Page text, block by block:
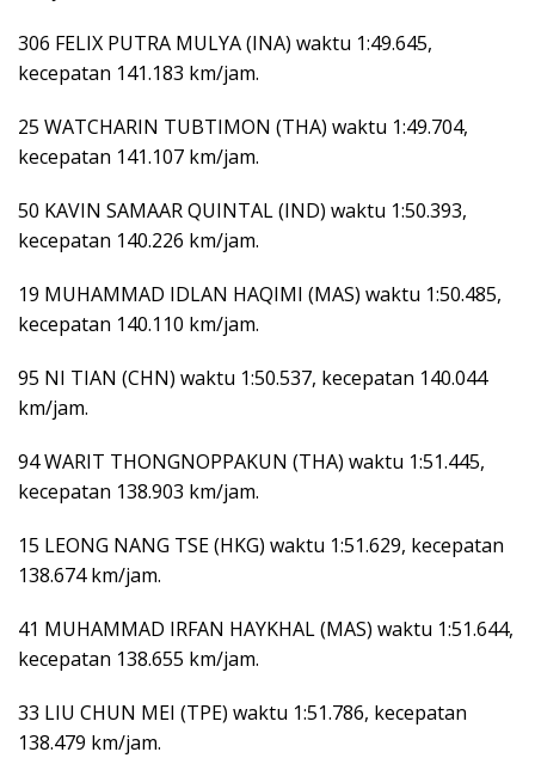
306 FELIX PUTRA MULYA (INA) waktu 1:49.645,
kecepatan 141.183 km/jam.
25 WATCHARIN TUBTIMON (THA) waktu 1:49.704,
kecepatan 141.107 km/jam.
50 KAVIN SAMAAR QUINTAL (IND) waktu 1:50.393,
kecepatan 140.226 km/jam.
19 MUHAMMAD IDLAN HAQIMI (MAS) waktu 1:50.485,
kecepatan 140.110 km/jam.
95 NI TIAN (CHN) waktu 1:50.537, kecepatan 140.044
km/jam.
94 WARIT THONGNOPPAKUN (THA) waktu 1:51.445,
kecepatan 138.903 km/jam.
15 LEONG NANG TSE (HKG) waktu 1:51.629, kecepatan
138.674 km/jam.
41 MUHAMMAD IRFAN HAYKHAL (MAS) waktu 1:51.644,
kecepatan 138.655 km/jam.
33 LIU CHUN MEI (TPE) waktu 1:51.786, kecepatan
138.479 km/jam.